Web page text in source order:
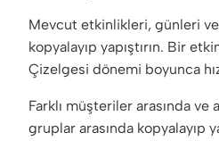
Mevcut etkinlikleri, günleri
kopyalayıp yapıştırın. Bir
Çizelgesi dönemi boyunca
Farklı müşteriler arasında ve
gruplar arasında kopyalayıp